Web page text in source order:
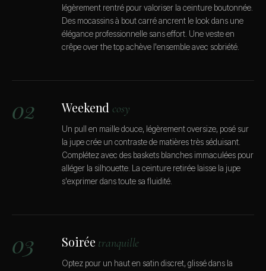
légèrement rentré pour valoriser la ceinture boutonnée.
Des mocassins à bout carré ancrent le look dans une
élégance professionnelle sans effort. Une veste en
crêpe over the top achève l'ensemble avec sobriété.
02 Weekend cosy
Un pull en maille douce, légèrement oversize, posé sur
la jupe crée un contraste de matières très séduisant.
Complétez avec des baskets blanches immaculées pour
alléger la silhouette. La ceinture retirée laisse la jupe
s'exprimer dans toute sa fluidité.
03 Soirée tranquille
Optez pour un haut en satin discret, glissé dans la